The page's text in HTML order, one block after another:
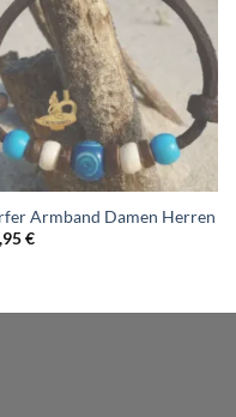
Armband Damen Herren
€